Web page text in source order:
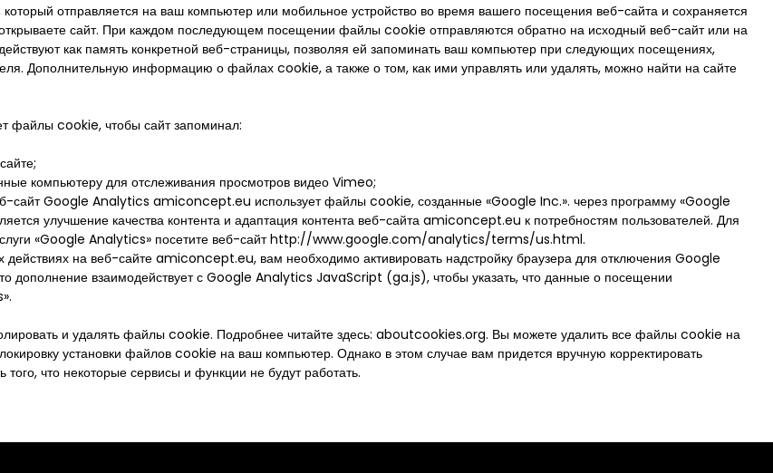
отправляется на ваш компьютер или мобильное устройство во время вашего посещения веб-сайта и сохраняется
сайт. При каждом последующем посещении файлы cookie отправляются обратно на исходный веб-сайт или на
как память конкретной веб-страницы, позволяя ей запоминать ваш компьютер при следующих посещениях,
Дополнительную информацию о файлах cookie, а также о том, как ими управлять или удалять, можно найти на сайте
cookie, чтобы сайт запоминал:
компьютеру для отслеживания просмотров видео Vimeo;
сайт Google Analytics amiconcept.eu использует файлы cookie, созданные «Google Inc.». через программу «Google
улучшение качества контента и адаптация контента веб-сайта amiconcept.eu к потребностям пользователей. Для
«Google Analytics» посетите веб-сайт http://www.google.com/analytics/terms/us.html.
на веб-сайте amiconcept.eu, вам необходимо активировать надстройку браузера для отключения Google
взаимодействует с Google Analytics JavaScript (ga.js), чтобы указать, что данные о посещении
и удалять файлы cookie. Подробнее читайте здесь: aboutcookies.org. Вы можете удалить все файлы cookie на
установки файлов cookie на ваш компьютер. Однако в этом случае вам придется вручную корректировать
что некоторые сервисы и функции не будут работать.